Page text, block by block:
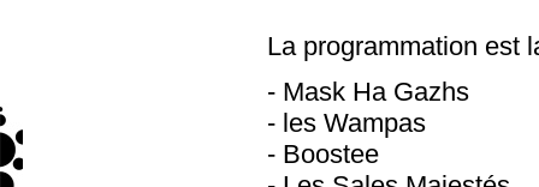
La programmation est
- Mask Ha Gazhs
- les Wampas
- Boostee